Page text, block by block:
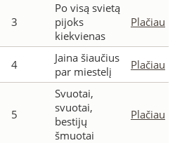
3
Po visą svietą
pijoks
kiekvienas
Plačiau
4
Jaina šiaučius
par miestelį
Plačiau
5
Svuotai,
svuotai,
bestijų
šmuotai
Plačiau